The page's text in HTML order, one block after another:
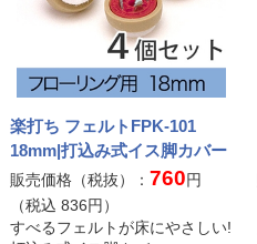
楽打ち フェルトFPK-101
18mm|打込み式イス脚カバー
販売価格（税抜）： 760円
（税込 836円）
すべるフェルトが床にやさしい!